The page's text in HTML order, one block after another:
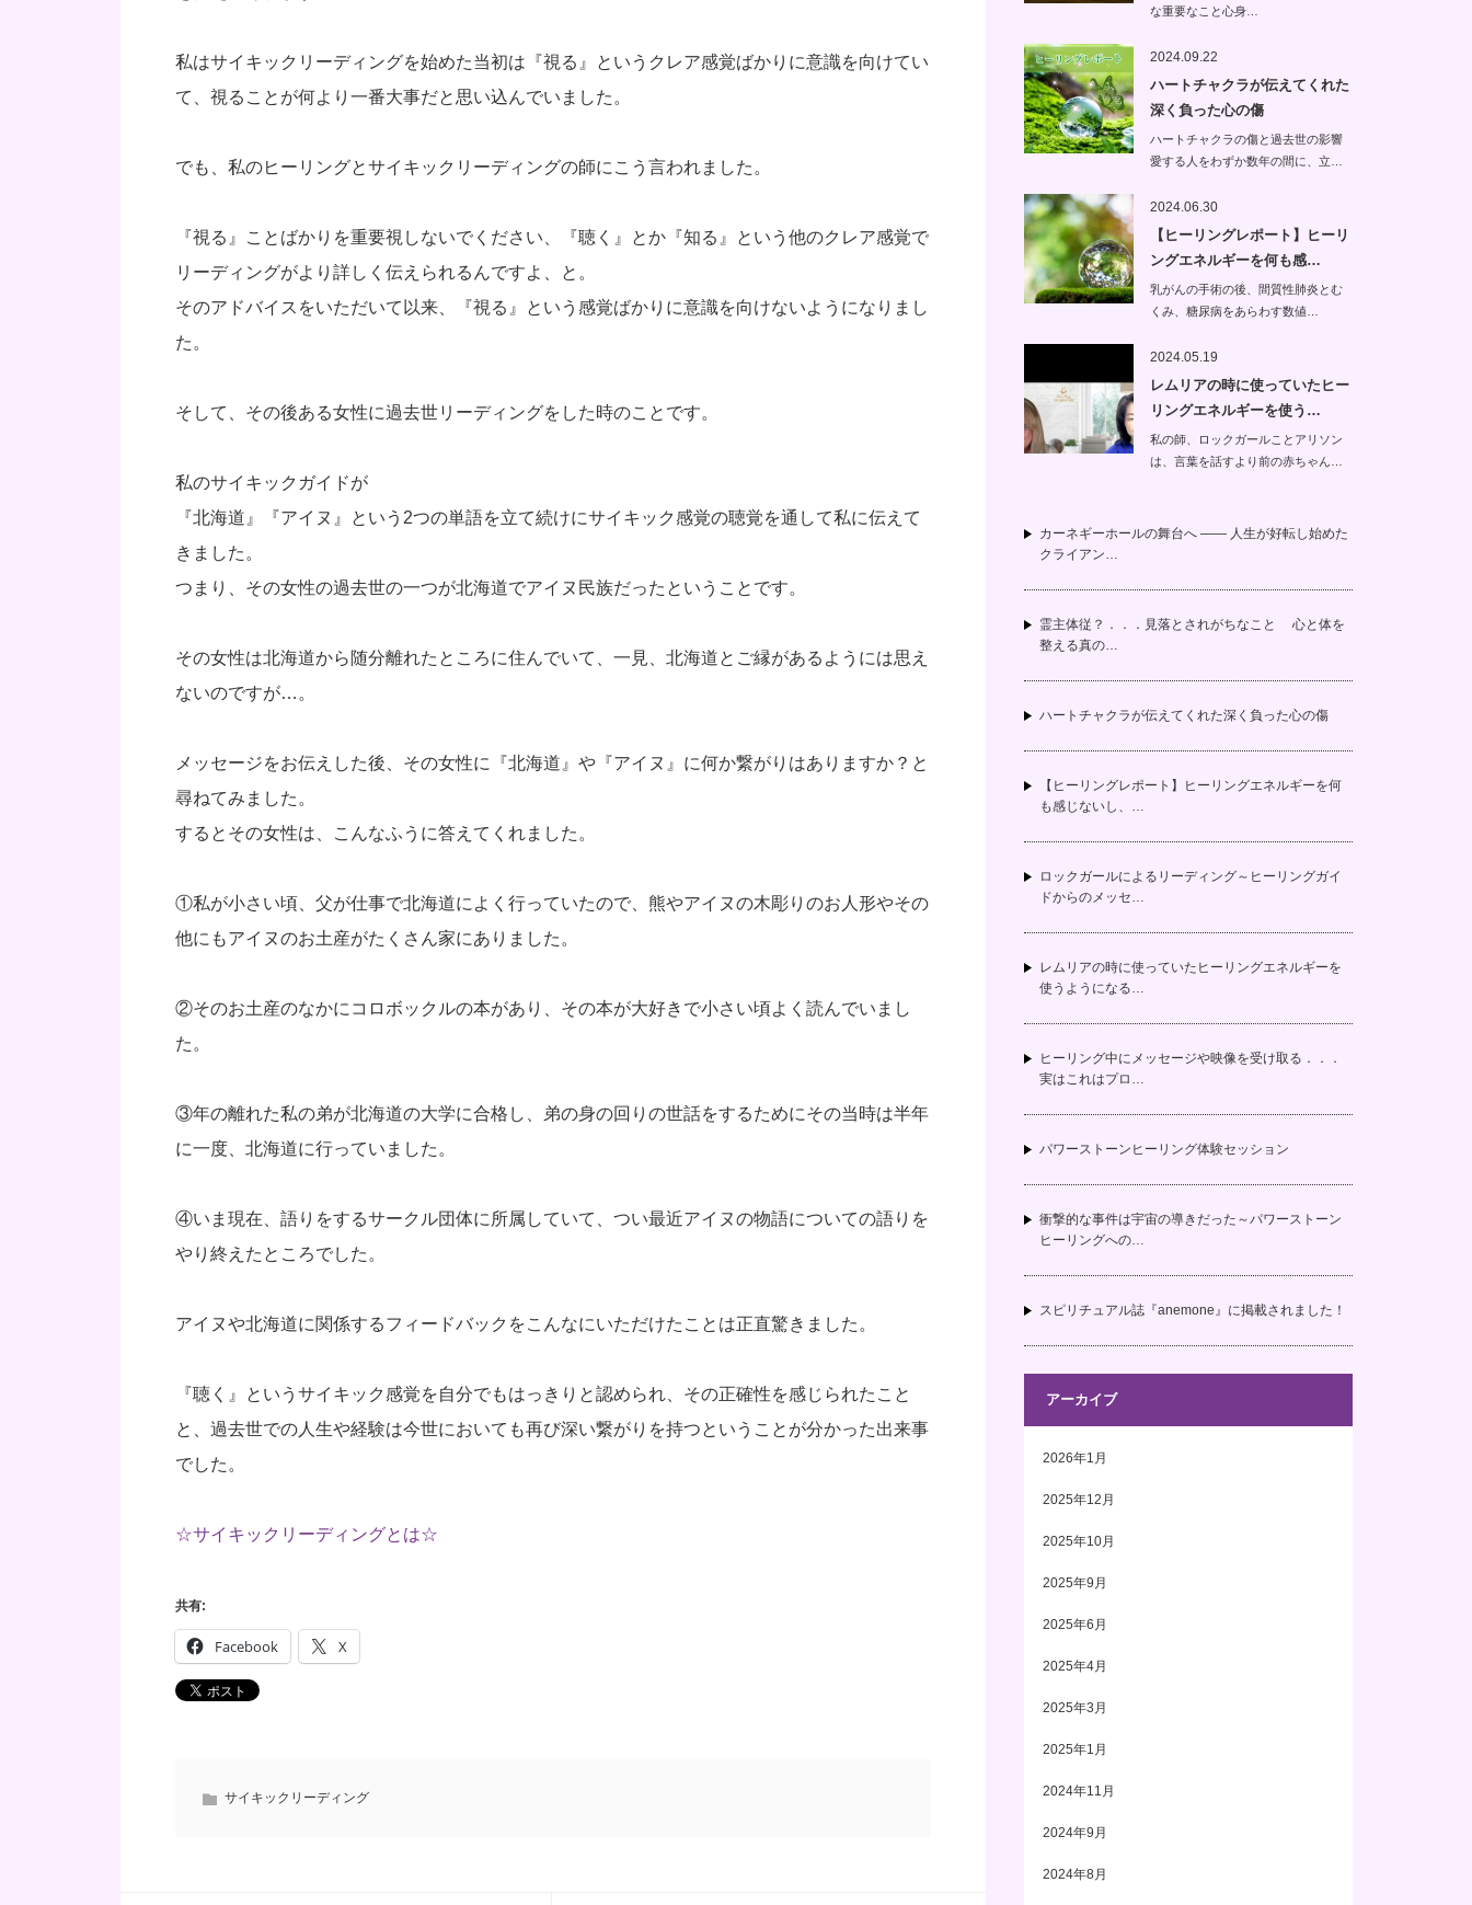
私はサイキックリーディングを始めた当初は『視る』というクレア感覚ばかりに意識を向けてい
て、視ることが何より一番大事だと思い込んでいました。
でも、私のヒーリングとサイキックリーディングの師にこう言われました。
『視る』ことばかりを重要視しないでください、『聴く』とか『知る』という他のクレア感覚で
リーディングがより詳しく伝えられるんですよ、と。
そのアドバイスをいただいて以来、『視る』という感覚ばかりに意識を向けないようになりまし
た。
そして、その後ある女性に過去世リーディングをした時のことです。
私のサイキックガイドが
『北海道』『アイヌ』という2つの単語を立て続けにサイキック感覚の聴覚を通して私に伝えて
きました。
つまり、その女性の過去世の一つが北海道でアイヌ民族だったということです。
その女性は北海道から随分離れたところに住んでいて、一見、北海道とご縁があるようには思え
ないのですが…。
メッセージをお伝えした後、その女性に『北海道』や『アイヌ』に何か繋がりはありますか？と
尋ねてみました。
するとその女性は、こんなふうに答えてくれました。
①私が小さい頃、父が仕事で北海道によく行っていたので、熊やアイヌの木彫りのお人形やその
他にもアイヌのお土産がたくさん家にありました。
②そのお土産のなかにコロボックルの本があり、その本が大好きで小さい頃よく読んでいまし
た。
③年の離れた私の弟が北海道の大学に合格し、弟の身の回りの世話をするためにその当時は半年
に一度、北海道に行っていました。
④いま現在、語りをするサークル団体に所属していて、つい最近アイヌの物語についての語りを
やり終えたところでした。
アイヌや北海道に関係するフィードバックをこんなにいただけたことは正直驚きました。
『聴く』というサイキック感覚を自分でもはっきりと認められ、その正確性を感じられたこと
と、過去世での人生や経験は今世においても再び深い繋がりを持つということが分かった出来事
でした。
☆サイキックリーディングとは☆
共有:
Facebook X
サイキックリーディング
な重要なこと心身…
2024.09.22
ハートチャクラが伝えてくれた
深く負った心の傷
ハートチャクラの傷と過去世の影響
愛する人をわずか数年の間に、立…
2024.06.30
【ヒーリングレポート】ヒーリ
ングエネルギーを何も感…
乳がんの手術の後、間質性肺炎とむ
くみ、糖尿病をあらわす数値…
2024.05.19
レムリアの時に使っていたヒー
リングエネルギーを使う…
私の師、ロックガールことアリソン
は、言葉を話すより前の赤ちゃん…
カーネギーホールの舞台へ —— 人生が好転し始めた
クライアン…
霊主体従？．．．見落とされがちなこと 心と体を
整える真の…
ハートチャクラが伝えてくれた深く負った心の傷
【ヒーリングレポート】ヒーリングエネルギーを何
も感じないし、…
ロックガールによるリーディング～ヒーリングガイ
ドからのメッセ…
レムリアの時に使っていたヒーリングエネルギーを
使うようになる…
ヒーリング中にメッセージや映像を受け取る．．．
実はこれはプロ…
パワーストーンヒーリング体験セッション
衝撃的な事件は宇宙の導きだった～パワーストーン
ヒーリングへの…
スピリチュアル誌『anemone』に掲載されました！
アーカイブ
2026年1月
2025年12月
2025年10月
2025年9月
2025年6月
2025年4月
2025年3月
2025年1月
2024年11月
2024年9月
2024年8月